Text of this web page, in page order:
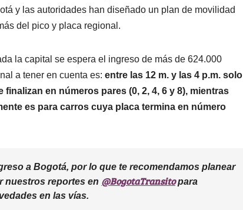
y las autoridades han diseñado un plan de movilidad
del pico y placa regional.
la capital se espera el ingreso de más de 624.000
a tener en cuenta es: entre las 12 m. y las 4 p.m. solo
en números pares (0, 2, 4, 6 y 8), mientras
es para carros cuya placa termina en número
a Bogotá, por lo que te recomendamos planear
nuestros reportes en @BogotaTransitopara
en las vías.